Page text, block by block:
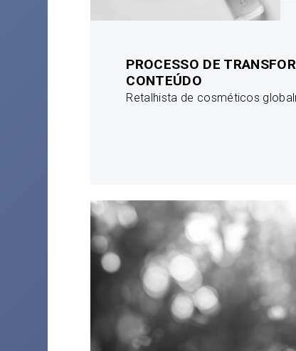
PROCESSO DE
CONTEÚDO
Retalhista de cosméticos